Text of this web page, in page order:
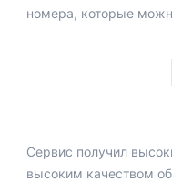
номера, которые
Сервис получил
высоким качеством